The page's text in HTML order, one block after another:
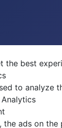
the best
to analyze
the ads on